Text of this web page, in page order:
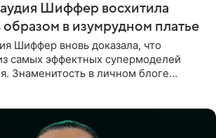
Шиффер восхитила
в изумрудном платье
Шиффер вновь доказала, что
самых эффектных супермоделей
Знаменитость в личном блоге